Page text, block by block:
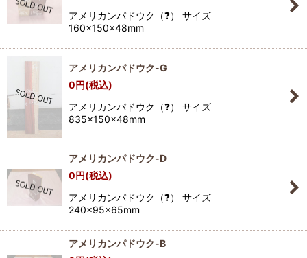
アメリカンパドウク（❓） サイズ
160×150×48mm
アメリカンパドウク-G
0円(税込)
アメリカンパドウク（❓） サイズ
835×150×48mm
アメリカンパドウク-D
0円(税込)
アメリカンパドウク（❓） サイズ
240×95×65mm
アメリカンパドウク-B